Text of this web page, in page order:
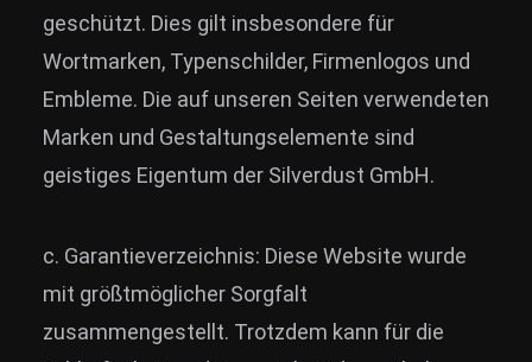
geschützt. Dies gilt insbesondere für
Wortmarken, Typenschilder, Firmenlogos und
Embleme. Die auf unseren Seiten verwendeten
Marken und Gestaltungselemente sind
geistiges Eigentum der Silverdust GmbH.
c. Garantieverzeichnis: Diese Website wurde
mit größtmöglicher Sorgfalt
zusammengestellt. Trotzdem kann für die